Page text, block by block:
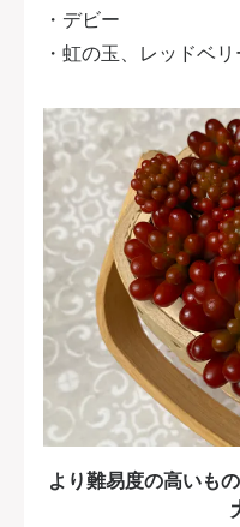
・デビー
・虹の玉、レッドベリ
より難易度の高いも